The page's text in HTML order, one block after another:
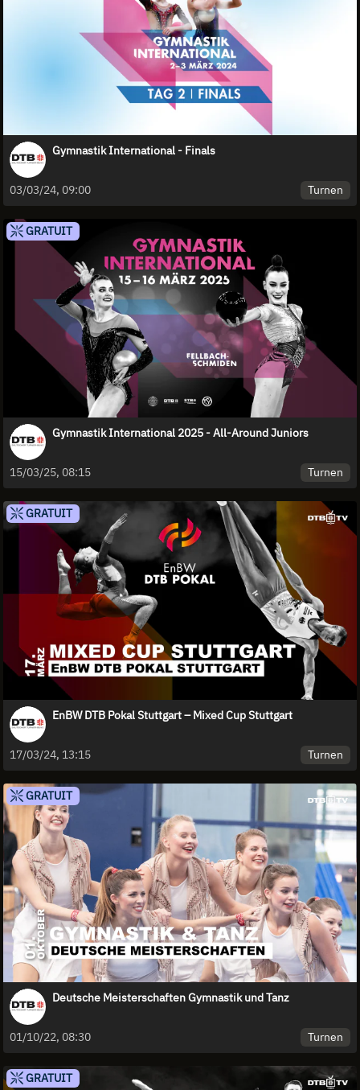
Gymnastik International - Finals
03/03/24, 09:00 Turnen
GRATUIT
Gymnastik International 2025 - All-Around Juniors
15/03/25, 08:15 Turnen
GRATUIT
EnBW DTB Pokal Stuttgart – Mixed Cup Stuttgart
17/03/24, 13:15 Turnen
GRATUIT
Deutsche Meisterschaften Gymnastik und Tanz
01/10/22, 08:30 Turnen
GRATUIT